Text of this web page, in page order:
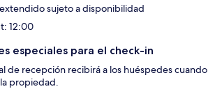
sujeto a disponibilidad
12:00
especiales para el check-in
de recepción recibirá a los huéspedes cuando
propiedad.